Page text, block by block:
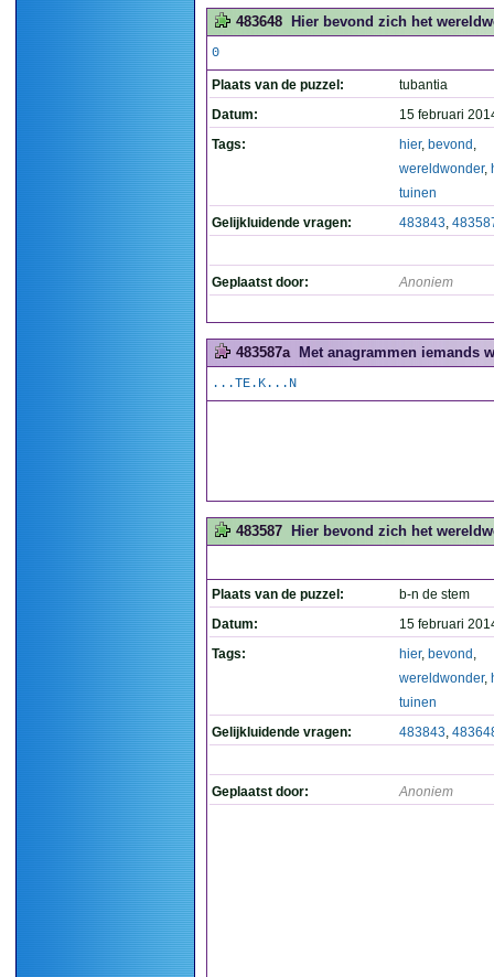
483648 Hier bevond zich het
0
Plaats van de puzzel:
tubantia
Datum:
15 februari
Tags:
hier, bevond ,
wereldwonder,
tuinen
Gelijkluidende vragen:
483843,
Geplaatst door: Anoniem
483587a Met anagrammen iemands
...TE.K...N
483587 Hier bevond zich het
Plaats van de puzzel:
b-n de stem
Datum:
15 februari
Tags:
hier, bevond ,
wereldwonder,
tuinen
Gelijkluidende vragen:
483843,
Geplaatst door: Anoniem